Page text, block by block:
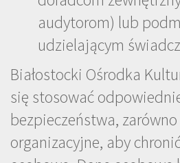
audytorom) lub
udzielającym
Białostocki Ośrodka
się stosować
bezpieczeństwa,
organizacyjne, aby